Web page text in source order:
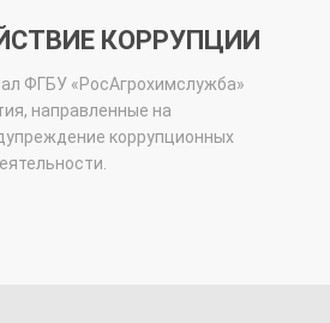
КОРРУПЦИИ
ФГБУ «РосАгрохимслужба»
направленные на
коррупционных